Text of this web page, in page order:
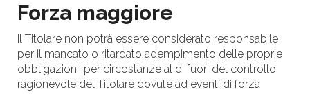
Forza maggiore
Il Titolare non potrà essere considerato responsabile
per il mancato o ritardato adempimento delle proprie
obbligazioni, per circostanze al di fuori del controllo
ragionevole del Titolare dovute ad eventi di forza